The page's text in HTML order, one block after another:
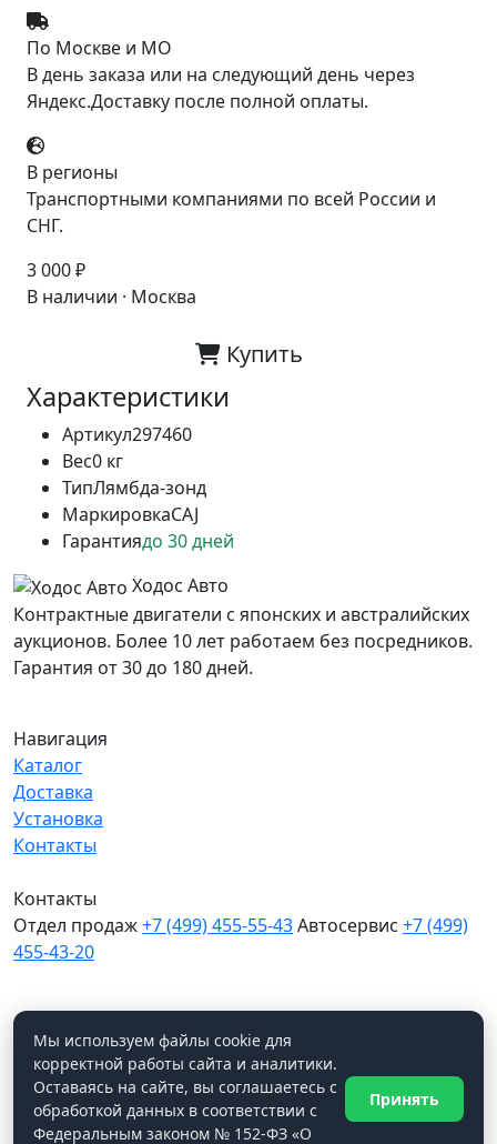
По Москве и МО
В день заказа или на следующий день через
Яндекс.Доставку после полной оплаты.
В регионы
Транспортными компаниями по всей России и
СНГ.
3 000 ₽
В наличии · Москва
Купить
Характеристики
Артикул297460
Вес0 кг
ТипЛямбда-зонд
МаркировкаCAJ
Гарантиядо 30 дней
Ходос Авто
Контрактные двигатели с японских и австралийских
аукционов. Более 10 лет работаем без посредников.
Гарантия от 30 до 180 дней.
Навигация
Каталог
Доставка
Установка
Контакты
Контакты
Отдел продаж+7 (499) 455-55-43Автосервис +7 (499)
455-43-20
Мы в соцсетях
WhatsApp
© Ходос Авто, 2026. Все права защищены.
Мы используем файлы cookie для
корректной работы сайта и аналитики.
Оставаясь на сайте, вы соглашаетесь с
обработкой данных в соответствии с
Федеральным законом № 152-ФЗ «О
Принять